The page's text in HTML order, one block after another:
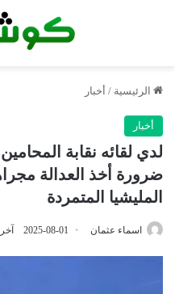
الرئيسية / أخبار
أخبار
لدي لقائه نقابة
ضرورة أخذ العدالة
المليشيا المتمردة
اسماء عثمان 2025-08-01 آخر